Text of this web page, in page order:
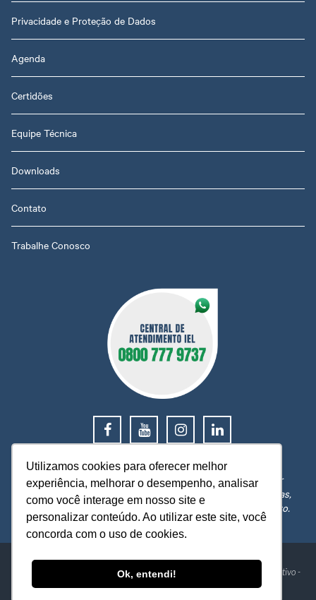
Utilizamos cookies para oferecer melhor
experiência, melhorar o desempenho, analisar
como você interage em nosso site e
personalizar conteúdo. Ao utilizar este site, você
concorda com o uso de cookies.
Ok, entendi!
Privacidade e Proteção de Dados
Agenda
Certidões
Equipe Técnica
Downloads
Contato
Trabalhe Conosco
0800 777 9737
O IEL MT está a sua disposição, pronto para esclarecer
dúvidas, receber reclamações, sugestões e firmar parcerias,
visando sempre oferecer melhores serviços e atendimento.
IEL - Instituto Euvaldo Lodi Núcleo de Mato Grosso
Av. Historiador Rubens de Mendonça, 4193 - Centro Político Administrativo -